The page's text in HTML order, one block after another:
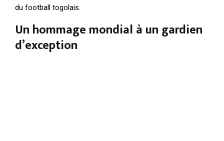
du football togolais.
Un hommage mondial à un gardien
d’exception